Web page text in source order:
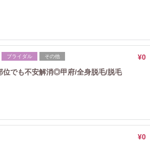
ブライダル その他
¥0
位でも不安解消◎甲府/全身脱毛/脱毛
¥0